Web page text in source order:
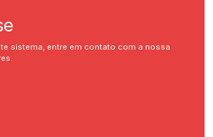
sistema, entre em contato com a nossa